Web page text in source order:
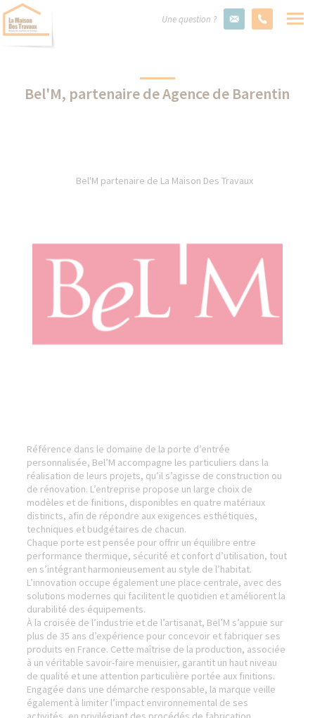
Une question ?
Bel'M, partenaire de Agence de Barentin
Bel'M partenaire de La Maison Des Travaux
Référence dans le domaine de la porte d’entrée
personnalisée, Bel’M accompagne les particuliers dans la
réalisation de leurs projets, qu’il s’agisse de construction ou
de rénovation. L’entreprise propose un large choix de
modèles et de finitions, disponibles en quatre matériaux
distincts, afin de répondre aux exigences esthétiques,
techniques et budgétaires de chacun.
Chaque porte est pensée pour offrir un équilibre entre
performance thermique, sécurité et confort d’utilisation, tout
en s’intégrant harmonieusement au style de l’habitat.
L’innovation occupe également une place centrale, avec des
solutions modernes qui facilitent le quotidien et améliorent la
durabilité des équipements.
À la croisée de l’industrie et de l’artisanat, Bel’M s’appuie sur
plus de 35 ans d’expérience pour concevoir et fabriquer ses
produits en France. Cette maîtrise de la production, associée
à un véritable savoir-faire menuisier, garantit un haut niveau
de qualité et une attention particulière portée aux finitions.
Engagée dans une démarche responsable, la marque veille
également à limiter l’impact environnemental de ses